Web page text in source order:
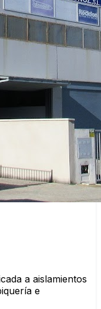
a aislamientos
e